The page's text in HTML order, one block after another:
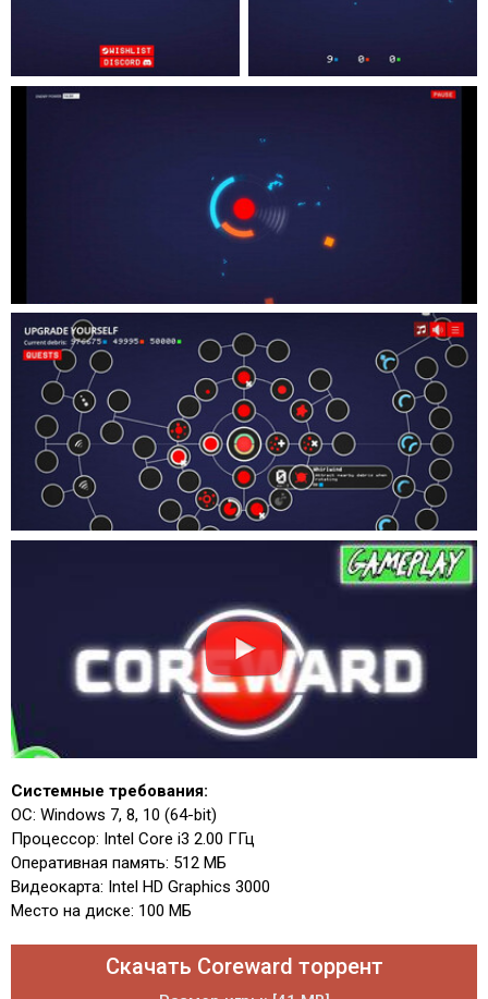
Системные требования:
ОС: Windows 7, 8, 10 (64-bit)
Процессор: Intel Core i3 2.00 ГГц
Оперативная память: 512 МБ
Видеокарта: Intel HD Graphics 3000
Место на диске: 100 МБ
Скачать Coreward торрент